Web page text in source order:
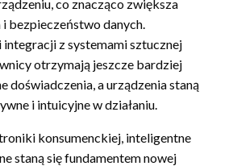
co znacząco zwiększa
i bezpieczeństwo danych.
z systemami sztucznej
otrzymają jeszcze bardziej
doświadczenia, a urządzenia staną
i intuicyjne w działaniu.
konsumenckiej, inteligentne
staną się fundamentem nowej